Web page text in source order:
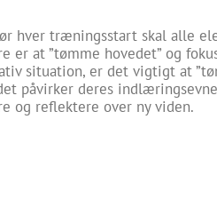
hver træningsstart skal alle
er at ”tømme hovedet” og
situation, er det vigtigt at
påvirker deres
og reflektere over ny viden.